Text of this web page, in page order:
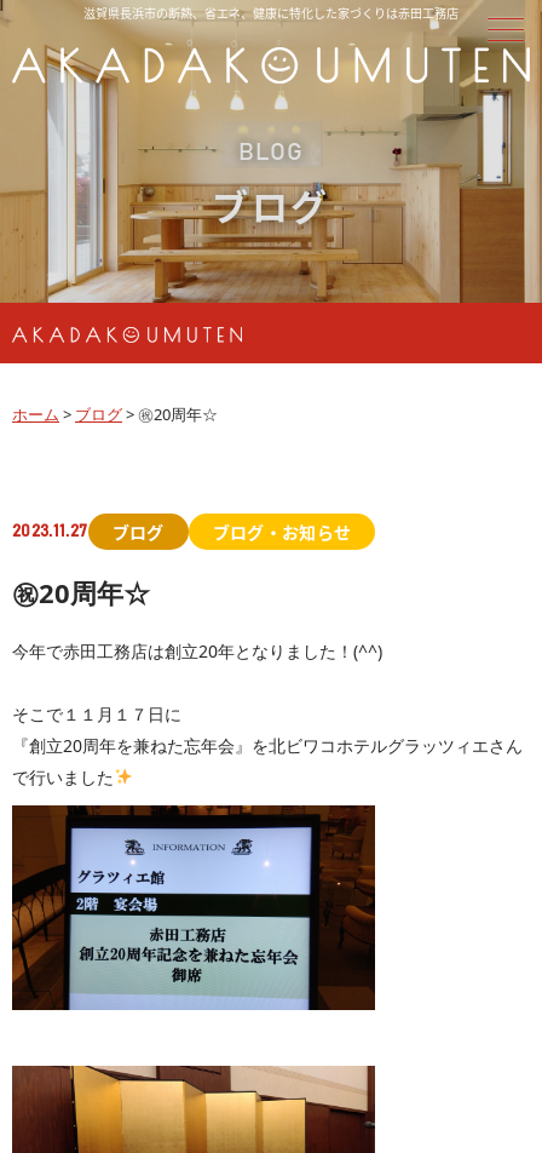
滋賀県長浜市の断熱、省エネ、健康に特化した家づくりは赤田工務店
BLOG
ブログ
ホーム > ブログ>㊗20周年☆
2023.11.27 ブログ ブログ・お知らせ
㊗20周年☆
今年で赤田工務店は創立20年となりました！(^^)
そこで１１月１７日に
『創立20周年を兼ねた忘年会』を北ビワコホテルグラッツィエさん
で行いました